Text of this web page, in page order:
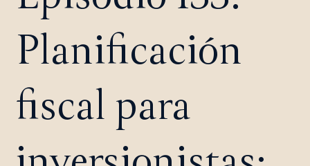
Planificación
fiscal para